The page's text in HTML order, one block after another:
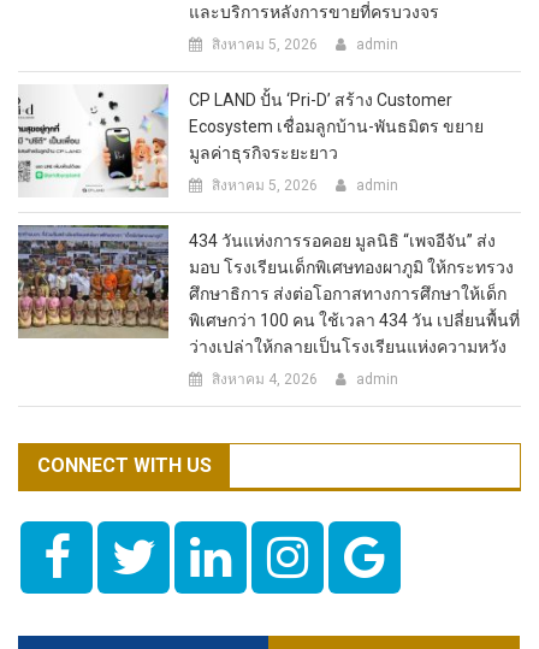
และบริการหลังการขายที่ครบวงจร
สิงหาคม 5, 2026 admin
CP LAND ปั้น ‘Pri-D’ สร้าง Customer
Ecosystem เชื่อมลูกบ้าน-พันธมิตร ขยาย
มูลค่าธุรกิจระยะยาว
สิงหาคม 5, 2026 admin
434 วันแห่งการรอคอย มูลนิธิ “เพจอีจัน” ส่ง
มอบ โรงเรียนเด็กพิเศษทองผาภูมิ ให้กระทรวง
ศึกษาธิการ ส่งต่อโอกาสทางการศึกษาให้เด็ก
พิเศษกว่า 100 คน ใช้เวลา 434 วัน เปลี่ยนพื้นที่
ว่างเปล่าให้กลายเป็นโรงเรียนแห่งความหวัง
สิงหาคม 4, 2026 admin
CONNECT WITH US